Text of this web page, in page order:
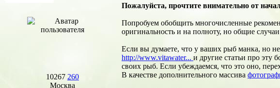
10267 260
Москва
Пожалуйста, прочтите внимательно от
Попробуем обобщить многочисленные
оригинальность и на полноту, но общие
Если вы думаете, что у ваших рыб манка, но
http://www.vitawater... и другие статьи про эту
своих рыб. Если убеждаемся, что это оно,
В качестве дополнительного массива